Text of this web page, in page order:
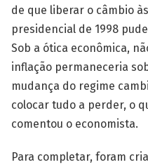
de que liberar o câmbio
presidencial de 1998
Sob a ótica econômica,
inflação permaneceria
mudança do regime
colocar tudo a perder, o
comentou o economista.
Para completar, foram